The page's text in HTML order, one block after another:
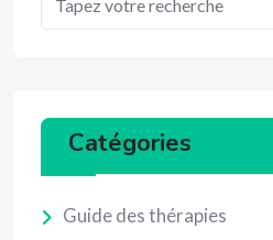
Catégories
Guide des thérapies